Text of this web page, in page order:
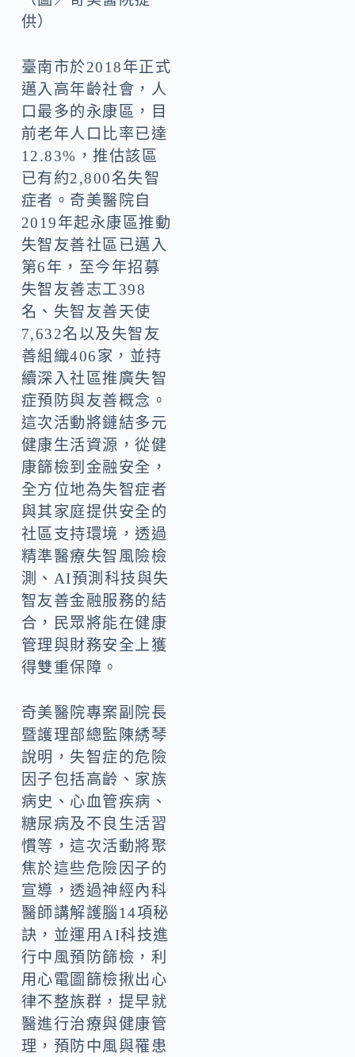
供）
臺南市於2018年正式
邁入高年齡社會，人
口最多的永康區，目
前老年人口比率已達
12.83%，推估該區
已有約2,800名失智
症者。奇美醫院自
2019年起永康區推動
失智友善社區已邁入
第6年，至今年招募
失智友善志工398
名、失智友善天使
7,632名以及失智友
善組織406家，並持
續深入社區推廣失智
症預防與友善概念。
這次活動將鏈結多元
健康生活資源，從健
康篩檢到金融安全，
全方位地為失智症者
與其家庭提供安全的
社區支持環境，透過
精準醫療失智風險檢
測、AI預測科技與失
智友善金融服務的結
合，民眾將能在健康
管理與財務安全上獲
得雙重保障。
奇美醫院專案副院長
暨護理部總監陳綉琴
說明，失智症的危險
因子包括高齡、家族
病史、心血管疾病、
糖尿病及不良生活習
慣等，這次活動將聚
焦於這些危險因子的
宣導，透過神經內科
醫師講解護腦14項秘
訣，並運用AI科技進
行中風預防篩檢，利
用心電圖篩檢揪出心
律不整族群，提早就
醫進行治療與健康管
理，預防中風與罹患